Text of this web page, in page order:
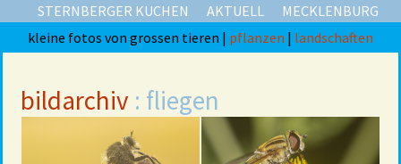
STERNBERGER KUCHEN AKTUELL
MECKLENBURG
kleine fotos von grossen tieren | pflanzen | landschaften
bildarchiv : fliegen